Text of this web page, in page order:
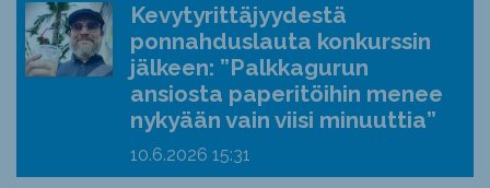
Kevytyrittäjyydestä
ponnahduslauta konkurssin
jälkeen: ”Palkkagurun
ansiosta paperitöihin menee
nykyään vain viisi minuuttia”
10.6.2026 15:31